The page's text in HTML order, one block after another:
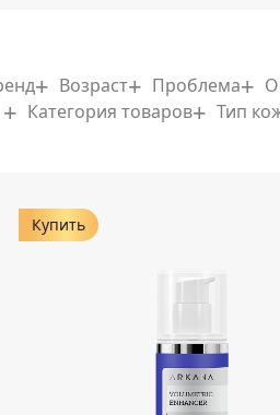
Возраст Проблема
Категория товаров
Тип
Купить